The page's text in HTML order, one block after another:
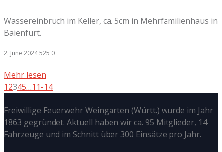
Wassereinbruch im Keller, ca. 5cm in Mehrfamilienhaus in
Baienfurt.
2. June 2024525 0
Mehr lesen
12345…11-14
Freiwillige Feuerwehr Weingarten (Württ.) wurde im Jahr
1863 gegründet. Aktuell haben wir ca. 95 Mitglieder, 14
Fahrzeuge und im Schnitt über 300 Einsätze pro Jahr.